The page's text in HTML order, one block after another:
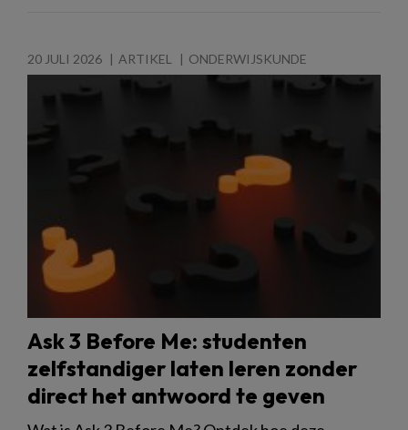
20 JULI 2026 ARTIKEL ONDERWIJSKUNDE
Ask 3 Before Me: studenten
zelfstandiger laten leren zonder
direct het antwoord te geven